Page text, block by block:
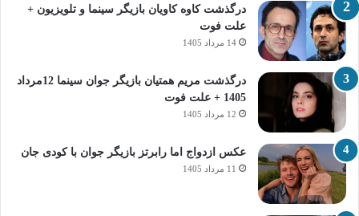
درگذشت کاوه کاویان بازیگر سینما و تلویزیون +
علت فوت
14 مرداد 1405
درگذشت مریم همتیان بازیگر جوان سینما 12مرداد
1405 + علت فوت
12 مرداد 1405
عکس ازدواج اما رابرتز بازیگر جوان با کودی جان
11 مرداد 1405